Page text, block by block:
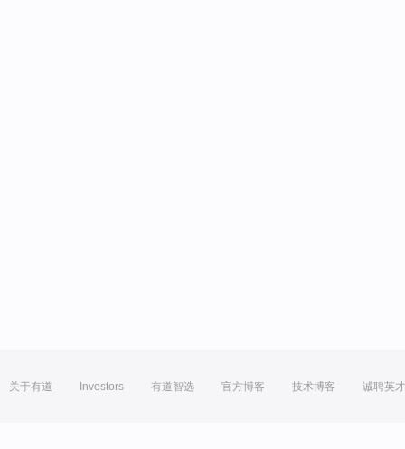
关于有道 Investors 有道智选 官方博客 技术博客 诚聘英才